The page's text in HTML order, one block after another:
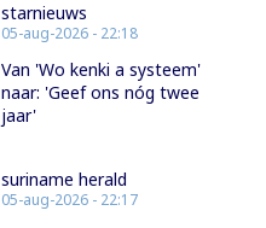
starnieuws
05-aug-2026 - 22:18
Van 'Wo kenki a systeem'
naar: 'Geef ons nóg twee
jaar'
suriname herald
05-aug-2026 - 22:17